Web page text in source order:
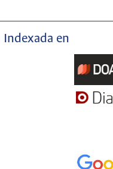
Indexada en